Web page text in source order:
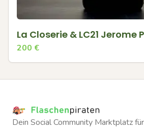
La Closerie & LC21 Jerome
200 €
Dein Social Community Marktplatz